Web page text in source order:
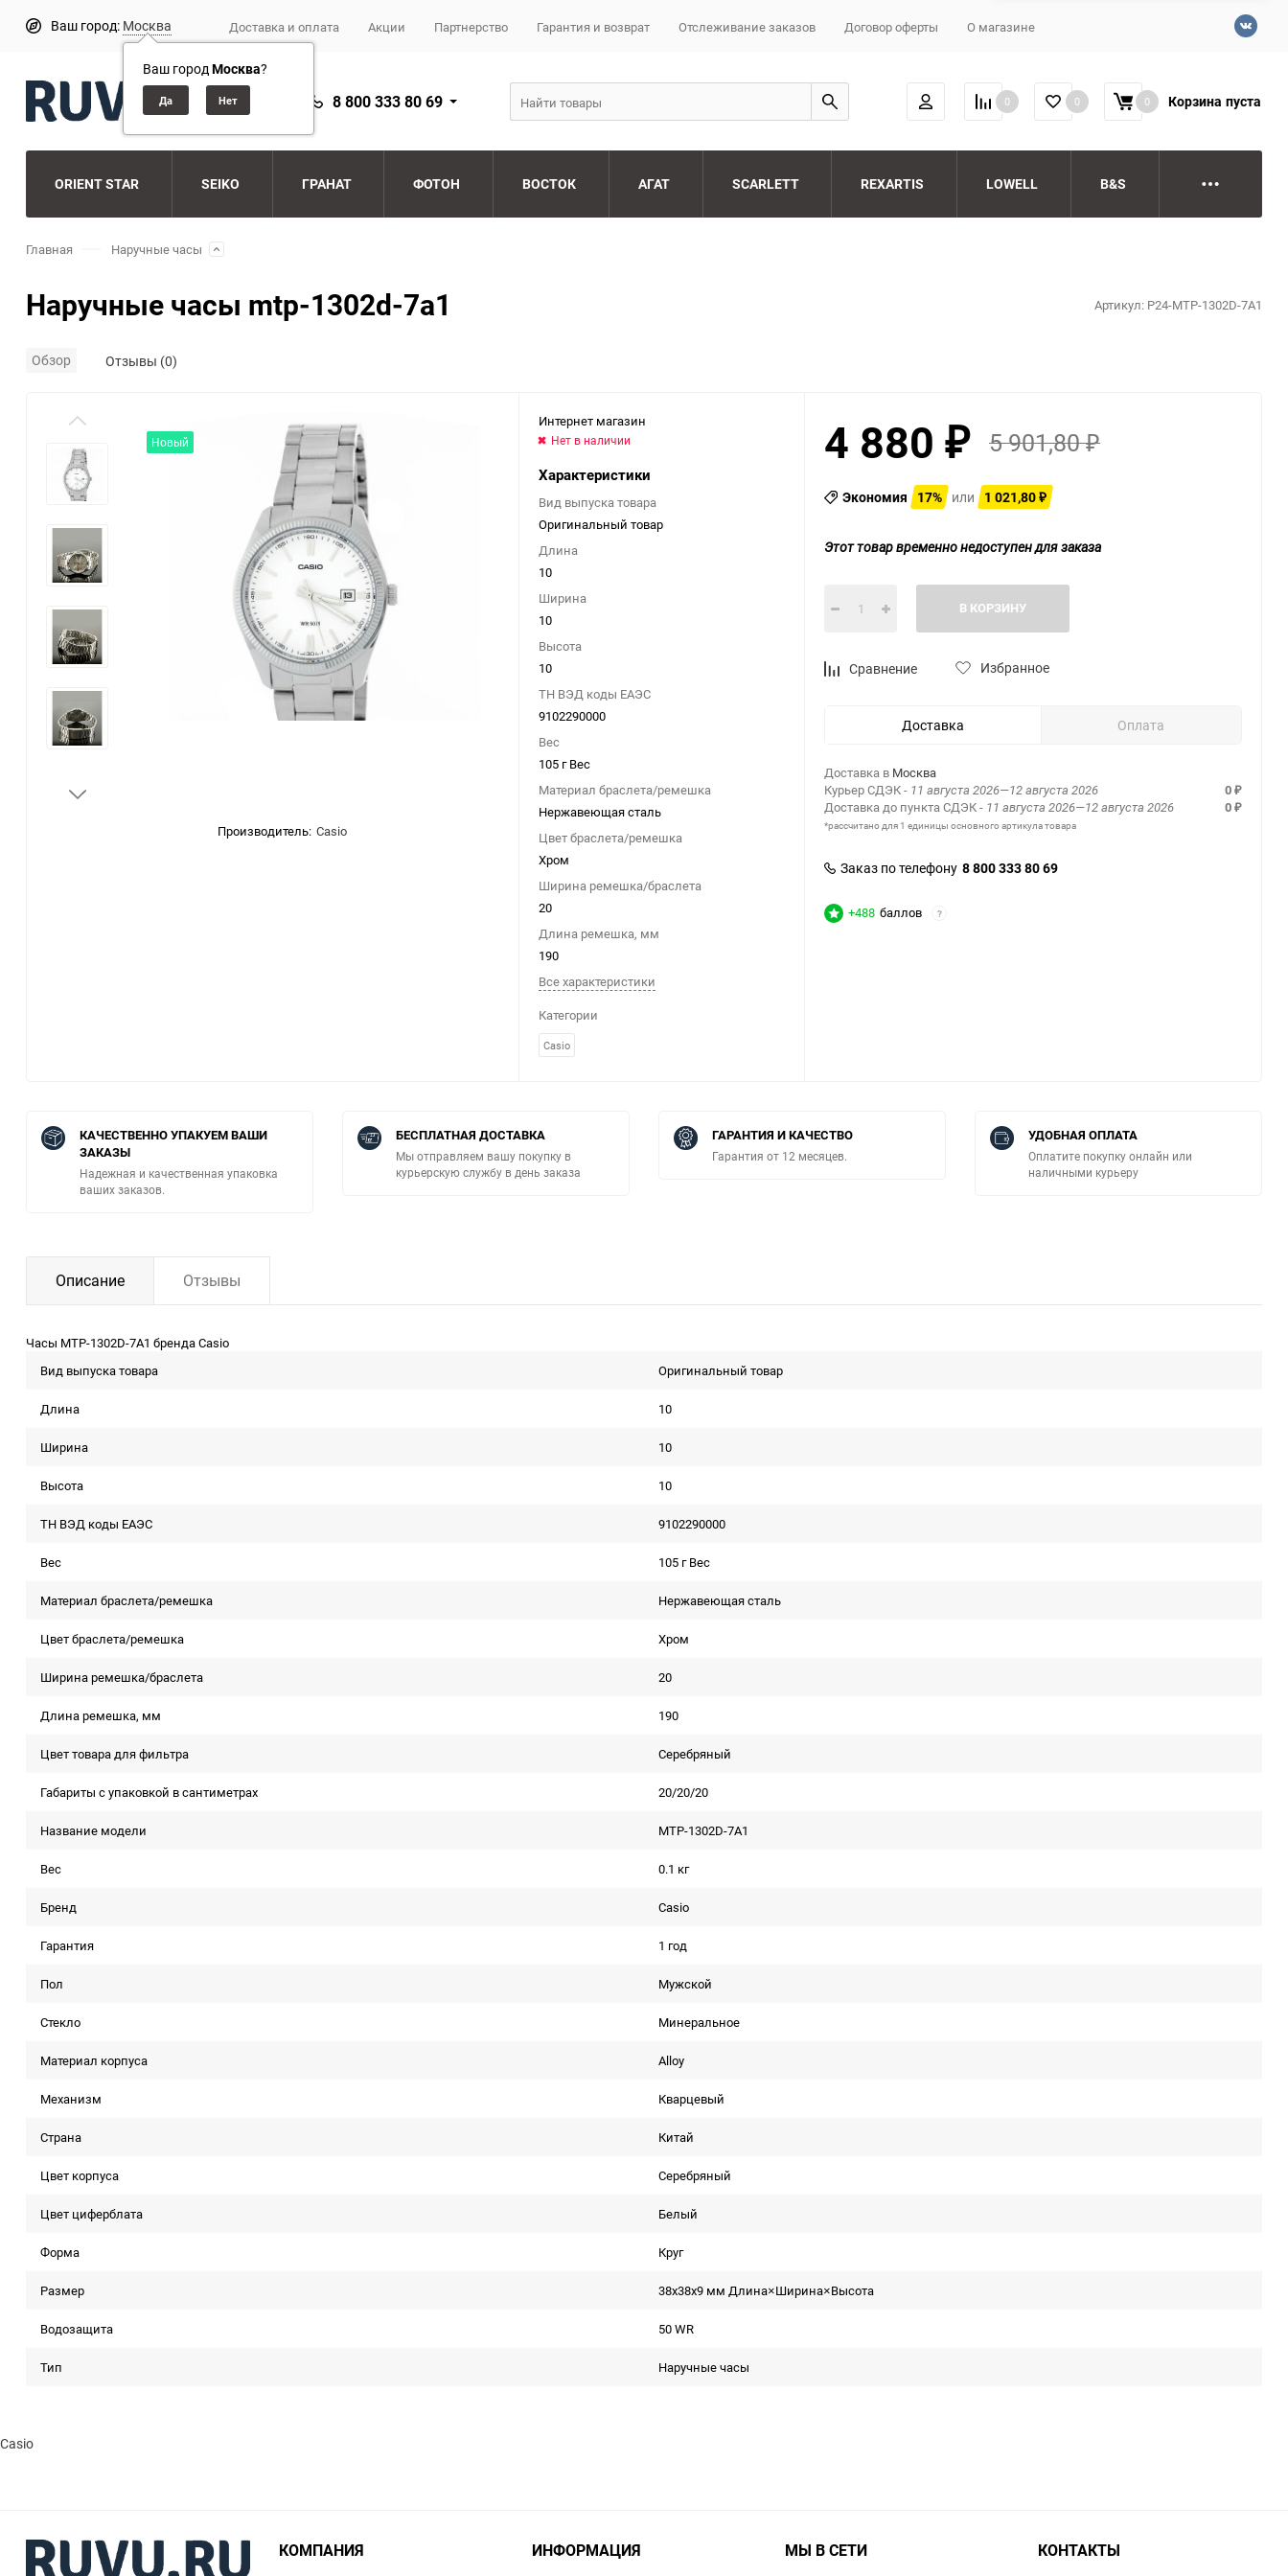
Ваш город: Москва
Ваш городМосква?
Доставка и оплата Акции Партнерство Гарантия и возврат Отслеживание заказов Договор оферты О магазине
8 800 333 80 69 0 0 0 Корзина пуста
ORIENT STAR SEIKO ГРАНАТ ФОТОН ВОСТОК АГАТ SCARLETT REXARTIS LOWELL B&S
Главная Наручные часы
Наручные часы mtp-1302d-7a1 Артикул: P24-MTP-1302D-7A1
Обзор Отзывы (0)
Новый
Производитель: Casio
Интернет магазин
Нет в наличии
Характеристики
Вид выпуска товара
Оригинальный товар
Длина
10
Ширина
10
Высота
10
ТН ВЭД коды ЕАЭС
9102290000
Вес
105 г Вес
Материал браслета/ремешка
Нержавеющая сталь
Цвет браслета/ремешка
Хром
Ширина ремешка/браслета
20
Длина ремешка, мм
190
Все характеристики
Категории
Casio
4 880 ₽ 5 901,80₽
Экономия 17% или 1 021,80 ₽
Этот товар временно недоступен для заказа
В КОРЗИНУ
Сравнение Избранное
Доставка Оплата
Доставка в Москва
Курьер СДЭК- 11 августа 2026—12 августа 2026 0 ₽
Доставка до пункта СДЭК- 11 августа 2026—12 августа 2026 0 ₽
*рассчитано для 1 единицы основного артикула товара
Заказ по телефону 8 800 333 80 69
+488 баллов ?
КАЧЕСТВЕННО УПАКУЕМ ВАШИ
ЗАКАЗЫ
Надежная и качественная упаковка
ваших заказов.
БЕСПЛАТНАЯ ДОСТАВКА
Мы отправляем вашу покупку в
курьерскую службу в день заказа
ГАРАНТИЯ И КАЧЕСТВО
Гарантия от 12 месяцев.
УДОБНАЯ ОПЛАТА
Оплатите покупку онлайн или
наличными курьеру
Описание Отзывы
Часы MTP-1302D-7A1 бренда Casio
Вид выпуска товара
Оригинальный товар
Длина 10
Ширина 10
Высота 10
ТН ВЭД коды ЕАЭС 9102290000
Вес 105 г Вес
Материал браслета/ремешка Нержавеющая сталь
Цвет браслета/ремешка Хром
Ширина ремешка/браслета 20
Длина ремешка, мм 190
Цвет товара для фильтра Серебряный
Габариты с упаковкой в сантиметрах 20/20/20
Название модели MTP-1302D-7A1
Вес 0.1 кг
Бренд Casio
Гарантия 1 год
Пол Мужской
Стекло Минеральное
Материал корпуса Alloy
Механизм Кварцевый
Страна Китай
Цвет корпуса Серебряный
Цвет циферблата Белый
Форма Круг
Размер 38x38x9 мм Длина×Ширина×Высота
Водозащита 50 WR
Тип Наручные часы
Casio
КОМПАНИЯ ИНФОРМАЦИЯ МЫ В СЕТИ КОНТАКТЫ